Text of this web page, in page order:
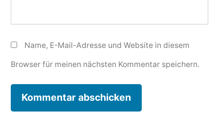
Name, E-Mail-Adresse und Website in diesem
Browser für meinen nächsten Kommentar speichern.